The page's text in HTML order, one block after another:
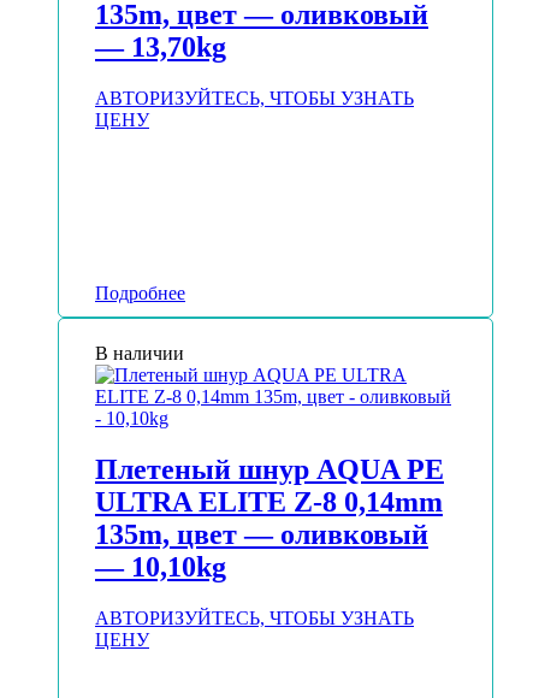
135m, цвет — оливковый
— 13,70kg
АВТОРИЗУЙТЕСЬ, ЧТОБЫ УЗНАТЬ
ЦЕНУ
Подробнее
В наличии
Плетеный шнур AQUA PE
ULTRA ELITE Z-8 0,14mm
135m, цвет — оливковый
— 10,10kg
АВТОРИЗУЙТЕСЬ, ЧТОБЫ УЗНАТЬ
ЦЕНУ